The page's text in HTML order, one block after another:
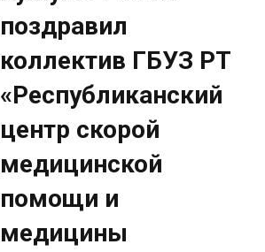
поздравил
коллектив ГБУЗ РТ
«Республиканский
центр скорой
медицинской
помощи и
медицины